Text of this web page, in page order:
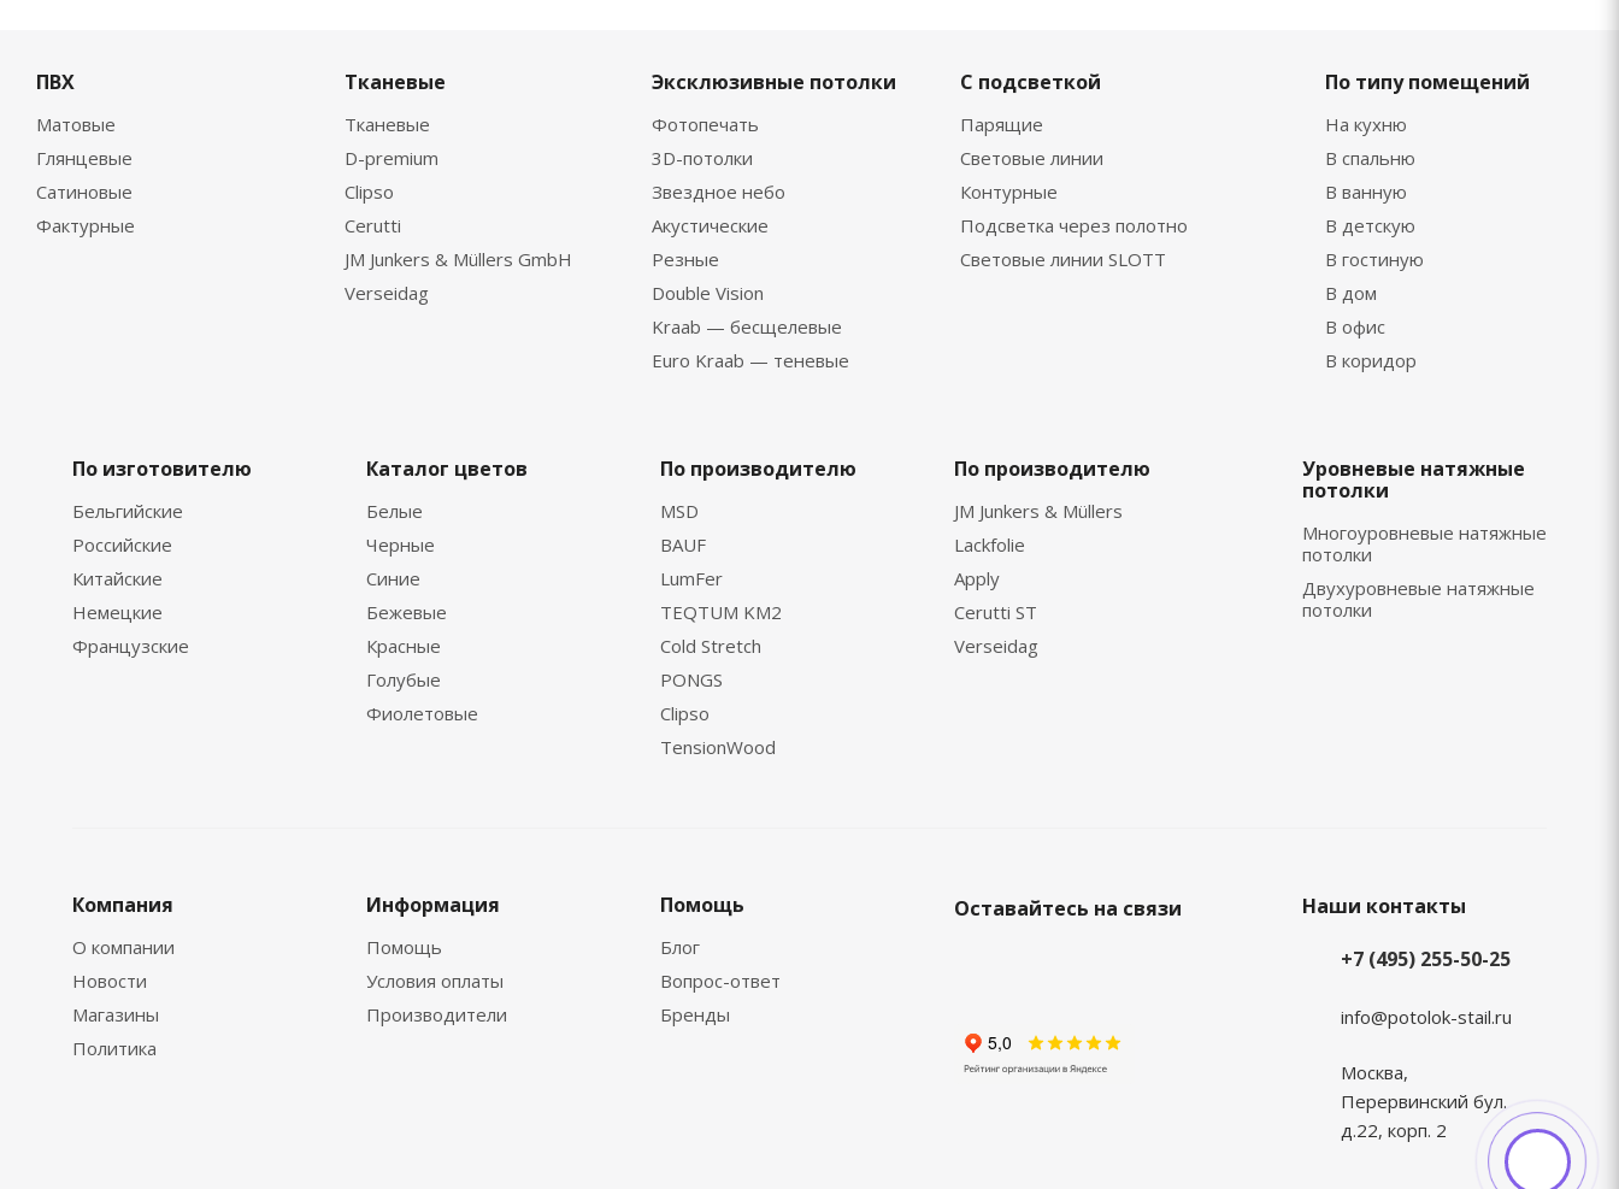
ПВХ
Матовые
Глянцевые
Сатиновые
Фактурные
Тканевые
Тканевые
D-premium
Clipso
Cerutti
JM Junkers & Müllers GmbH
Verseidag
Эксклюзивные потолки
Фотопечать
3D-потолки
Звездное небо
Акустические
Резные
Double Vision
Kraab — бесщелевые
Euro Kraab — теневые
С подсветкой
Парящие
Световые линии
Контурные
Подсветка через полотно
Световые линии SLOTT
По типу помещений
На кухню
В спальню
В ванную
В детскую
В гостиную
В дом
В офис
В коридор
По изготовителю
Бельгийские
Российские
Китайские
Немецкие
Французские
Каталог цветов
Белые
Черные
Синие
Бежевые
Красные
Голубые
Фиолетовые
По производителю
MSD
BAUF
LumFer
TEQTUM KM2
Cold Stretch
PONGS
Clipso
TensionWood
По производителю
JM Junkers & Müllers
Lackfolie
Apply
Cerutti ST
Verseidag
Уровневые натяжные
потолки
Многоуровневые натяжные
потолки
Двухуровневые натяжные
потолки
Компания
О компании
Новости
Магазины
Политика
Информация
Помощь
Условия оплаты
Производители
Помощь
Блог
Вопрос-ответ
Бренды
Оставайтесь на связи
Наши контакты
+7 (495) 255-50-25
info@potolok-stail.ru
Москва,
Перервинский бул.
д.22, корп. 2